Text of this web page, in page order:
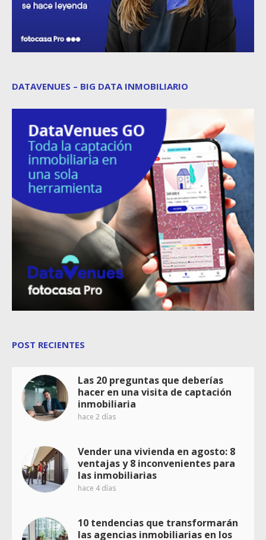
DATAVENUES – BIG DATA INMOBILIARIO
POST RECIENTES
Las 20 preguntas que deberías
hacer en una visita de captación
inmobiliaria
hace 2 días
Vender una vivienda en agosto: 8
ventajas y 8 inconvenientes para
las inmobiliarias
hace 4 días
10 tendencias que transformarán
las agencias inmobiliarias en los